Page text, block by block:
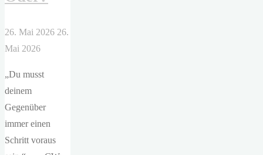
26. Mai 2026 26.
Mai 2026
„Du musst
deinem
Gegenüber
immer einen
Schritt voraus